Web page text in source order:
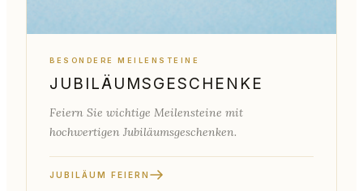
BESONDERE MEILENSTEINE
JUBILÄUMSGESCHENKE
Feiern Sie wichtige Meilensteine mit
hochwertigen Jubiläumsgeschenken.
JUBILÄUM FEIERN